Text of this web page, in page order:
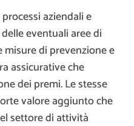
aziendali e
eventuali aree di
di prevenzione e
assicurative che
dei premi. Le stesse
valore aggiunto che
settore di attività